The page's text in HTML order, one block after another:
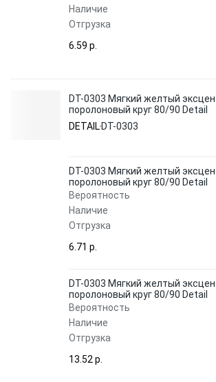
Наличие
Отгрузка
6.59 p.
DT-0303 Мягкий желтый
поролоновый круг 80/90 Detail
DETAIL DT-0303
DT-0303 Мягкий желтый
поролоновый круг 80/90 Detail
Вероятность
Наличие
Отгрузка
6.71 p.
DT-0303 Мягкий желтый
поролоновый круг 80/90 Detail
Вероятность
Наличие
Отгрузка
13.52 p.